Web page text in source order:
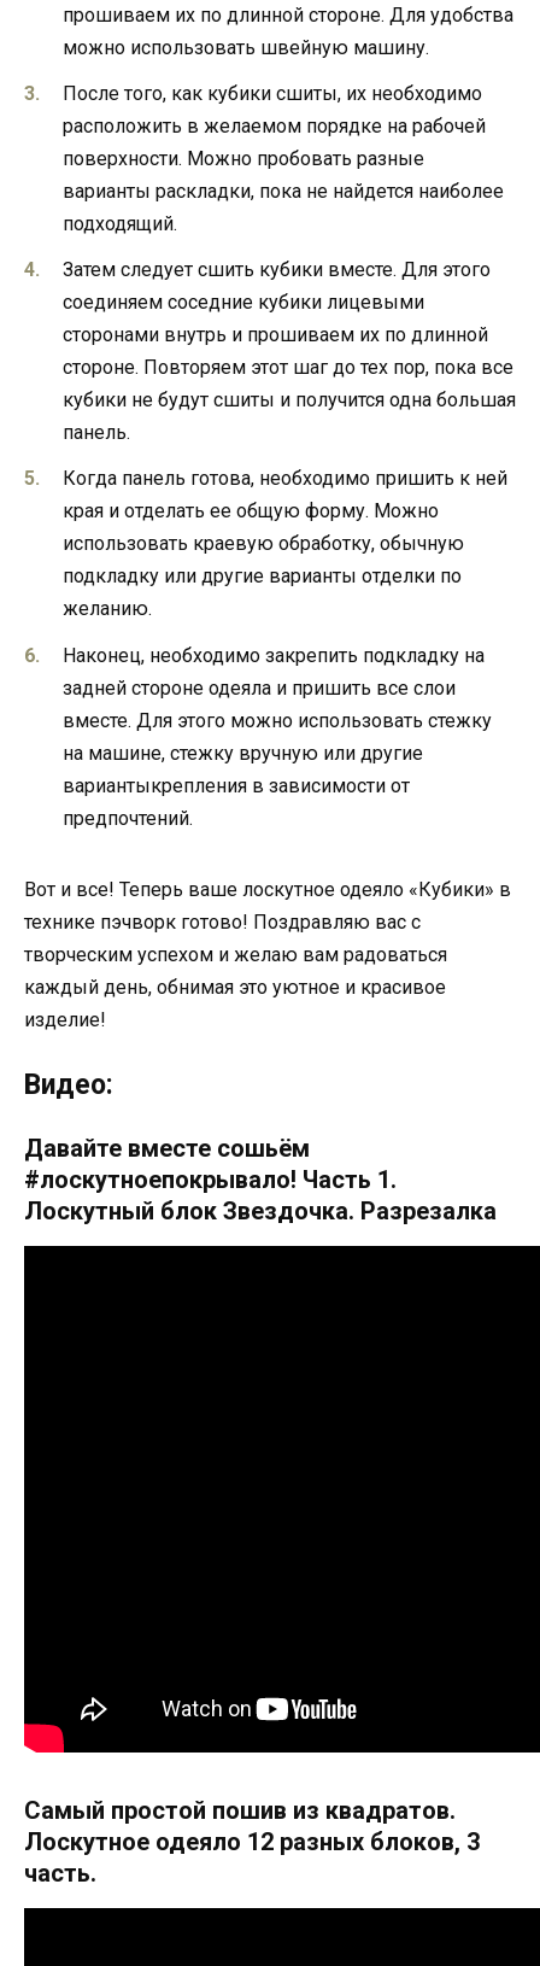
прошиваем их по длинной стороне. Для удобства
можно использовать швейную машину.
После того, как кубики сшиты, их необходимо
расположить в желаемом порядке на рабочей
поверхности. Можно пробовать разные
варианты раскладки, пока не найдется наиболее
подходящий.
Затем следует сшить кубики вместе. Для этого
соединяем соседние кубики лицевыми
сторонами внутрь и прошиваем их по длинной
стороне. Повторяем этот шаг до тех пор, пока все
кубики не будут сшиты и получится одна большая
панель.
Когда панель готова, необходимо пришить к ней
края и отделать ее общую форму. Можно
использовать краевую обработку, обычную
подкладку или другие варианты отделки по
желанию.
Наконец, необходимо закрепить подкладку на
задней стороне одеяла и пришить все слои
вместе. Для этого можно использовать стежку
на машине, стежку вручную или другие
вариантыкрепления в зависимости от
предпочтений.
Вот и все! Теперь ваше лоскутное одеяло «Кубики» в
технике пэчворк готово! Поздравляю вас с
творческим успехом и желаю вам радоваться
каждый день, обнимая это уютное и красивое
изделие!
Видео:
Давайте вместе сошьём
#лоскутноепокрывало! Часть 1.
Лоскутный блок Звездочка. Разрезалка
Самый простой пошив из квадратов.
Лоскутное одеяло 12 разных блоков, 3
часть.